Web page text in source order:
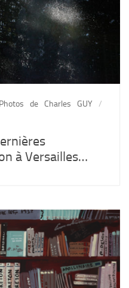
Photos de Charles GUY /
à Versailles…